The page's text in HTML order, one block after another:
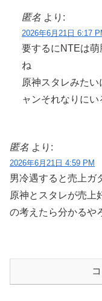
匿名 より:
2026年6月21日 6:17
要するにNTEは萌
ね
原神スタレみた
ャンそれなりに
匿名 より:
2026年6月21日 4:59 PM
男冷遇すると売上ガ
原神とスタレが売上
の考えたら分かるや